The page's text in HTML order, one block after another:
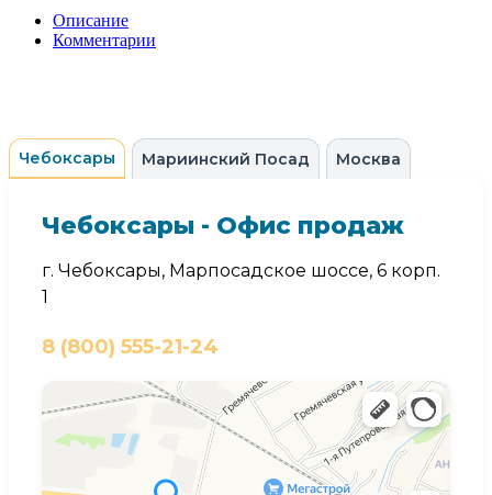
Описание
Комментарии
Чебоксары Мариинский Посад Москва
Чебоксары - Офис продаж
г. Чебоксары, Марпосадское шоссе, 6 корп.
1
8 (800) 555-21-24